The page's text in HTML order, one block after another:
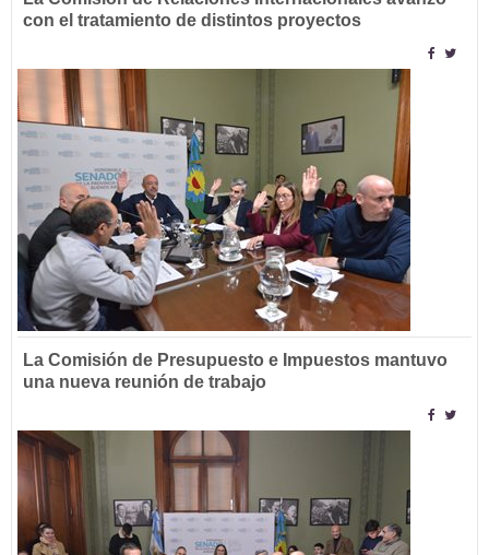
con el tratamiento de distintos proyectos
La Comisión de Presupuesto e Impuestos mantuvo
una nueva reunión de trabajo